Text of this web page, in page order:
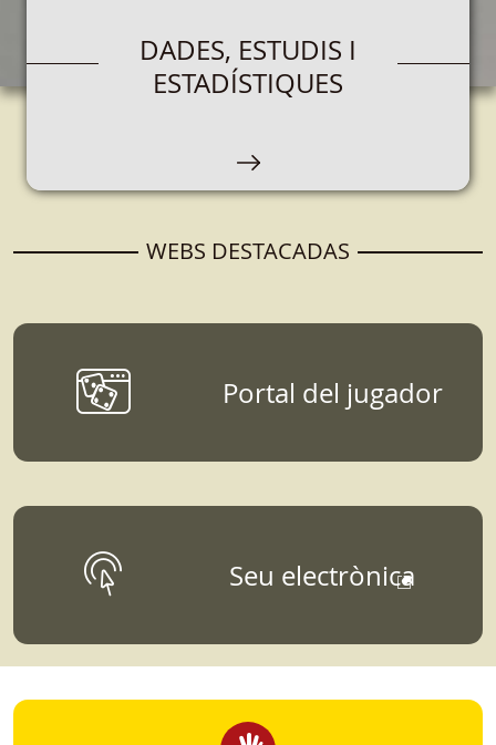
Espacio destinado a empresas que que se
y explotación de juegos de azar.
DADES, ESTUDIS I
ESTADÍSTIQUES
DADES, ESTUDIS I
ESTADÍSTIQUES
datos, estudios, informes, o estadísticas
vinculados a la Dirección General de
WEBS DESTACADAS
Portal del jugador
Seu electrònica